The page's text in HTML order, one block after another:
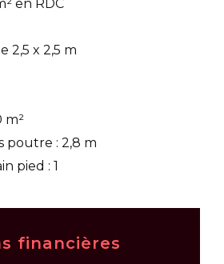
en RDC
2,5 x 2,5 m
m²
poutre : 2,8 m
pied : 1
financières